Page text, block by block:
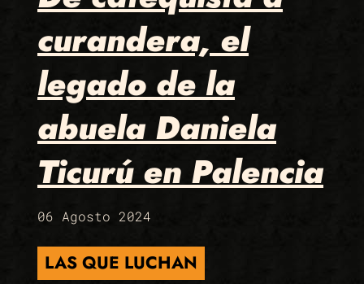
curandera, el
legado de la
abuela Daniela
Ticurú en Palencia
06 Agosto 2024
LAS QUE LUCHAN